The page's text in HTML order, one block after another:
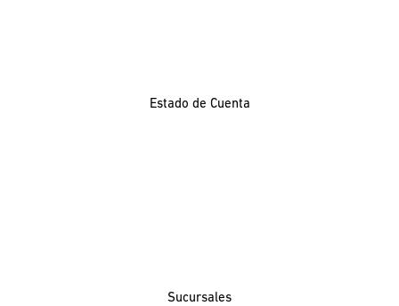
Estado de Cuenta
Sucursales